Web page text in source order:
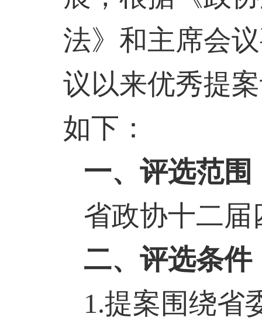
法》和主席会
议以来优秀提
如下：
一、评选范围
省政协十二
二、评选条件
1.提案围绕省